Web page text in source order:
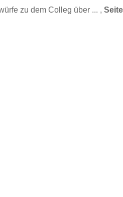
zu dem Colleg über ... ,